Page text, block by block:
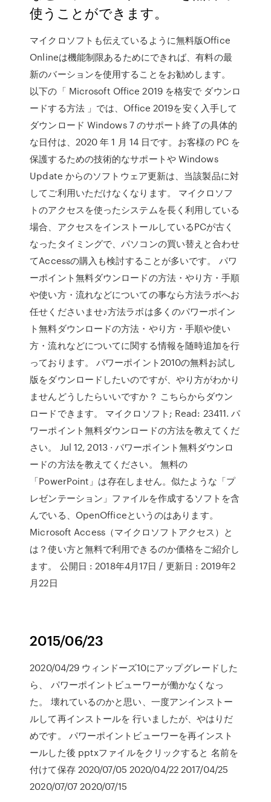
使うことができます。
マイクロソフトも伝えているように無料版Office
Onlineは機能制限あるためにできれば、有料の最
新のバーションを使用することをお勧めします。
以下の「 Microsoft Office 2019 を格安で ダウンロ
ードする方法 」では、Office 2019を安く入手して
ダウンロード Windows 7 のサポート終了の具体的
な日付は、2020 年 1 月 14 日です。お客様の PC を
保護するための技術的なサポートや Windows
Update からのソフトウェア更新は、当該製品に対
してご利用いただけなくなります。 マイクロソフ
トのアクセスを使ったシステムを長く利用している
場合、アクセスをインストールしているPCが古く
なったタイミングで、パソコンの買い替えと合わせ
てAccessの購入も検討することが多いです。 パワ
ーポイント無料ダウンロードの方法・やり方・手順
や使い方・流れなどについての事なら方法ラボへお
任せくださいませ♪方法ラボは多くのパワーポイン
ト無料ダウンロードの方法・やり方・手順や使い
方・流れなどについてに関する情報を随時追加を行
っております。 パワーポイント2010の無料お試し
版をダウンロードしたいのですが、やり方がわかり
ませんどうしたらいいですか？ こちらからダウン
ロードできます。 マイクロソフト; Read: 23411. パ
ワーポイント無料ダウンロードの方法を教えてくだ
さい。 Jul 12, 2013 · パワーポイント無料ダウンロ
ードの方法を教えてください。 無料の
「PowerPoint」は存在しません。似たような「プ
レゼンテーション」ファイルを作成するソフトを含
んでいる、OpenOfficeというのはあります。
Microsoft Access（マイクロソフトアクセス）と
は？使い方と無料で利用できるのか価格をご紹介し
ます。 公開日 : 2018年4月17日 / 更新日 : 2019年2
月22日
2015/06/23
2020/04/29 ウィンドーズ10にアップグレードした
ら、 パワーポイントビューワーが働かなくなっ
た。 壊れているのかと思い、一度アンインストー
ルして再インストールを 行いましたが、やはりだ
めです。 パワーポイントビューワーを再インスト
ールした後 pptxファイルをクリックすると 名前を
付けて保存 2020/07/05 2020/04/22 2017/04/25
2020/07/07 2020/07/15